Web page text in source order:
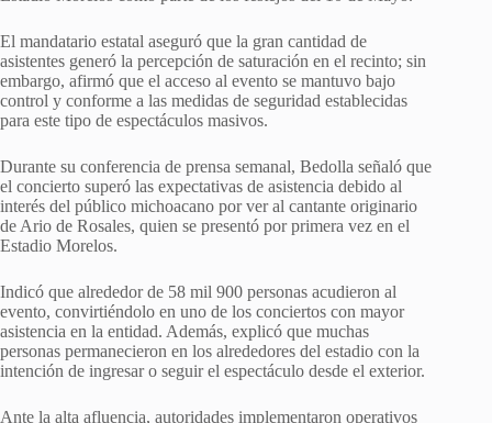
El mandatario estatal aseguró que la gran cantidad de
asistentes generó la percepción de saturación en el recinto; sin
embargo, afirmó que el acceso al evento se mantuvo bajo
control y conforme a las medidas de seguridad establecidas
para este tipo de espectáculos masivos.
Durante su conferencia de prensa semanal, Bedolla señaló que
el concierto superó las expectativas de asistencia debido al
interés del público michoacano por ver al cantante originario
de Ario de Rosales, quien se presentó por primera vez en el
Estadio Morelos.
Indicó que alrededor de 58 mil 900 personas acudieron al
evento, convirtiéndolo en uno de los conciertos con mayor
asistencia en la entidad. Además, explicó que muchas
personas permanecieron en los alrededores del estadio con la
intención de ingresar o seguir el espectáculo desde el exterior.
Ante la alta afluencia, autoridades implementaron operativos